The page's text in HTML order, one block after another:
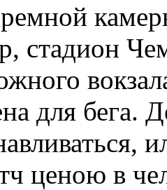
стадион
для бега.
ценою в